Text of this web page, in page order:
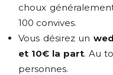
choux
100 convives.
Vous désirez un
et 10€ la part. Au
personnes.